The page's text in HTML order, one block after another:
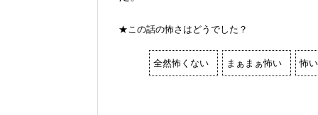
★この話の怖さはどうでした？
全然怖くない まぁまぁ怖い 怖い